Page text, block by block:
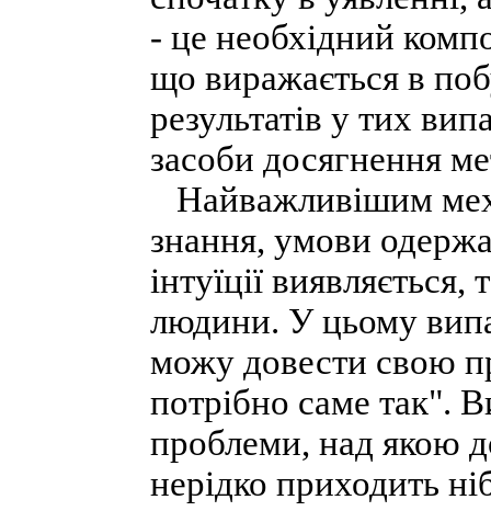
- це необхідний
що виражається в
результатів у тих
засоби досягнення
Найважливішим
знання, умови
інтуїції
людини. У цьому
можу довести свою
потрібно саме так".
проблеми, над якою
нерідко приходить